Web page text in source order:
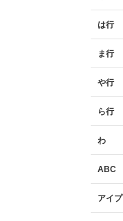
は行
ま行
や行
ら行
わ
ABC
アイ